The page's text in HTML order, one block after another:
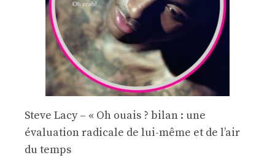
Steve Lacy – « Oh ouais ? bilan : une
évaluation radicale de lui-même et de l’air
du temps